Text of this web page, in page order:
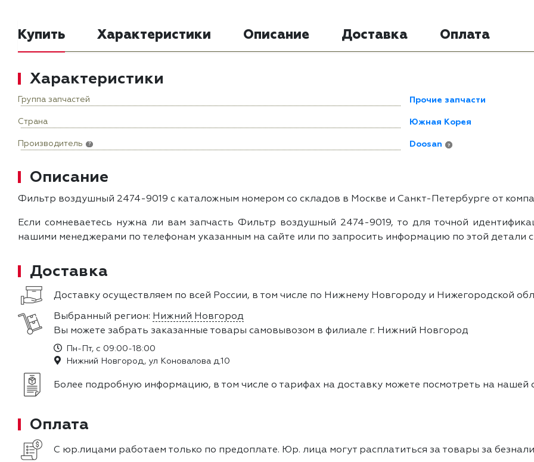
Купить Характеристики Описание Доставка Оплата
Характеристики
Группа запчастей Прочие запчасти
Страна Южная Корея
Производитель ? Doosan ?
Описание
Фильтр воздушный 2474-9019 с каталожным номером со складов в Москве и Санкт-Петербурге от
Если сомневаетесь нужна ли вам запчасть Фильтр воздушный 2474-9019, то для точной
нашими менеджерами по телефонам указанным на сайте или по запросить информацию по этой детали
Доставка
Доставку осуществляем по всей России, в том числе по Нижнему Новгороду и Нижегородской
Выбранный регион: Нижний Новгород
Вы можете забрать заказанные товары самовывозом в филиале г. Нижний Новгород
Пн-Пт, с 09:00-18:00
Нижний Новгород, ул Коновалова д.10
Более подробную информацию, в том числе о тарифах на доставку можете посмотреть на нашей
Оплата
С юр.лицами работаем только по предоплате. Юр. лица могут расплатиться за товары за